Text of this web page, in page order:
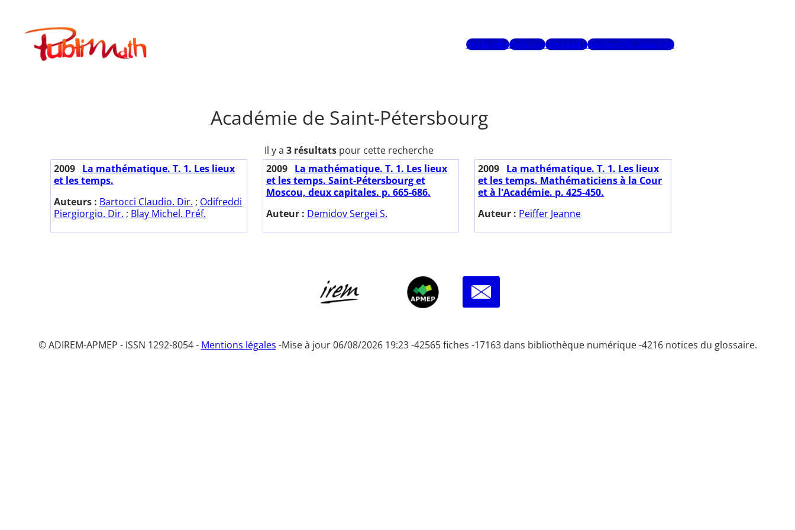
contenuPublimath
Mots-clésAuteursGlossaireRecherche avancée
Académie de Saint-Pétersbourg
Il y a 3 résultats pour cette recherche
2009 La mathématique. T. 1. Les lieux
et les temps.
Auteurs : Bartocci Claudio. Dir. ; Odifreddi
Piergiorgio. Dir. ; Blay Michel. Préf.
2009
La mathématique. T. 1. Les lieux
et les temps. Saint-Pétersbourg et
Moscou, deux capitales. p. 665-686.
Auteur : Demidov Sergei S.
2009 La mathématique. T. 1. Les lieux
et les temps. Mathématiciens à la Cour
et à l'Académie. p. 425-450.
Auteur : Peiffer Jeanne
© ADIREM-APMEP - ISSN 1292-8054 - Mentions légales -Mise à jour 06/08/2026 19:23 -42565 fiches -17163 dans bibliothèque numérique -4216 notices du glossaire.